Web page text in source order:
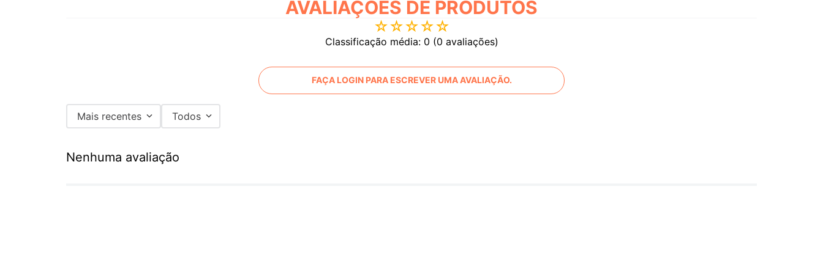
AVALIAÇÕES
☆☆☆☆☆
Classificação média: 0 (0 avaliações)
FAÇA LOGIN PARA ESCREVER UMA AVALIAÇÃO.
Mais recentes Todos
Nenhuma avaliação